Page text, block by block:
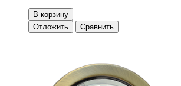
В корзину
Отложить
Сравнить